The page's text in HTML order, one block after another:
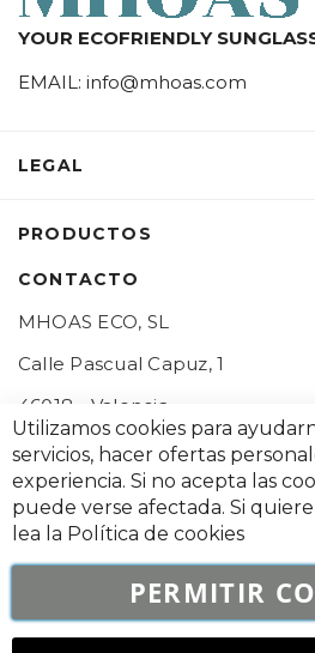
YOUR ECOFRIENDLY
EMAIL: info@mhoas.com
LEGAL
PRODUCTOS
CONTACTO
MHOAS ECO, SL
Calle Pascual Capuz, 1
46018 - Valencia
REDES SOCIALES
Utilizamos cookies para
servicios, hacer ofertas
experiencia. Si no acepta las
puede verse afectada. Si
lea la Política de cookies
PERMITIR